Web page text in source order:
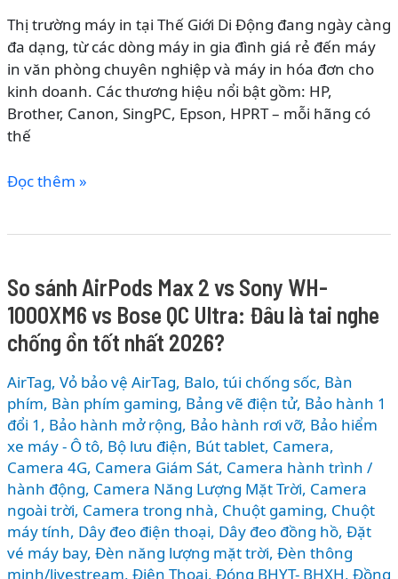
Thị trường máy in tại Thế Giới Di Động đang ngày càng
đa dạng, từ các dòng máy in gia đình giá rẻ đến máy
in văn phòng chuyên nghiệp và máy in hóa đơn cho
kinh doanh. Các thương hiệu nổi bật gồm: HP,
Brother, Canon, SingPC, Epson, HPRT – mỗi hãng có
thế
Top
in
tại
Thế
Giới
Di
Động
Đọc thêm »
So sánh AirPods Max 2 vs Sony WH-
1000XM6 vs Bose QC Ultra: Đâu là tai nghe
chống ồn tốt nhất 2026?
AirTag, Vỏ bảo vệ AirTag, Balo, túi chống sốc, Bàn
phím, Bàn phím gaming, Bảng vẽ điện tử, Bảo hành 1
đổi 1 , Bảo hành mở rộng, Bảo hành rơi vỡ, Bảo hiểm
xe máy - Ô tô, Bộ lưu điện, Bút tablet, Camera,
Camera 4G, Camera Giám Sát, Camera hành trình /
hành động, Camera Năng Lượng Mặt Trời, Camera
ngoài trời, Camera trong nhà, Chuột gaming, Chuột
máy tính, Dây đeo điện thoại, Dây đeo đồng hồ, Đặt
vé máy bay, Đèn năng lượng mặt trời, Đèn thông
minh/livestream, Điện Thoại, Đóng BHYT- BHXH, Đồng